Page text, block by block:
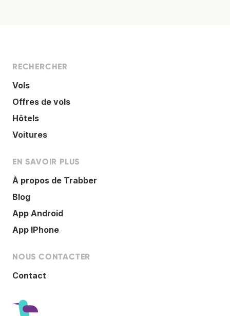
RECHERCHER
Vols
Offres de vols
Hôtels
Voitures
EN SAVOIR PLUS
À propos de Trabber
Blog
App Android
App IPhone
NOUS CONTACTER
Contact